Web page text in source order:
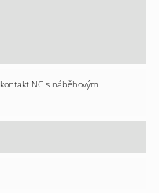
NC s náběhovým